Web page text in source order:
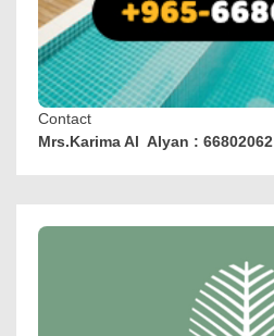
Contact
Mrs.Karima Al Alyan : 66802062